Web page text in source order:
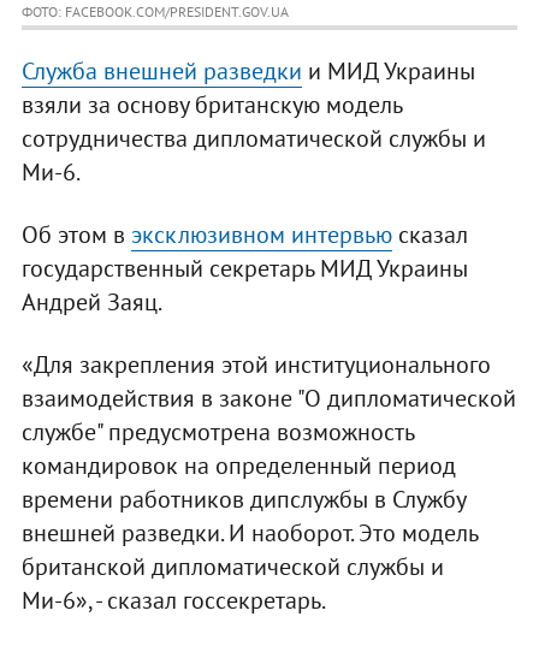
ФОТО: FACEBOOK.COM/PRESIDENT.GOV.UA
Служба внешней разведки и МИД Украины
взяли за основу британскую модель
сотрудничества дипломатической службы и
Ми-6.
Об этом в эксклюзивном интервьюсказал
государственный секретарь МИД Украины
Андрей Заяц.
«Для закрепления этой институционального
взаимодействия в законе "О дипломатической
службе" предусмотрена возможность
командировок на определенный период
времени работников дипслужбы в Службу
внешней разведки. И наоборот. Это модель
британской дипломатической службы и
Ми-6», - сказал госсекретарь.